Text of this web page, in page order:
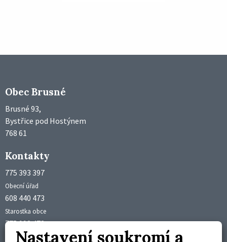
Obec Brusné
Brusné 93,
Bystřice pod Hostýnem
768 61
Kontakty
775 393 397
Obecní úřad
608 440 473
Starostka obce
775 992 473
Účetní obce
Nastavení soukromí a